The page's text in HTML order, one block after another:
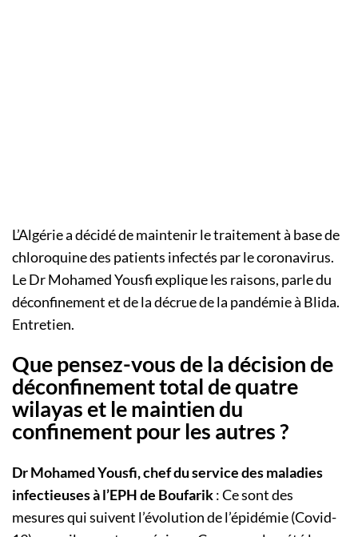
L’Algérie a décidé de maintenir le traitement à base de
chloroquine des patients infectés par le coronavirus.
Le Dr Mohamed Yousfi explique les raisons, parle du
déconfinement et de la décrue de la pandémie à Blida.
Entretien.
Que pensez-vous de la décision de
déconfinement total de quatre
wilayas et le maintien du
confinement pour les autres ?
Dr Mohamed Yousfi, chef du service des maladies
infectieuses à l’EPH de Boufarik: Ce sont des
mesures qui suivent l’évolution de l’épidémie (Covid-